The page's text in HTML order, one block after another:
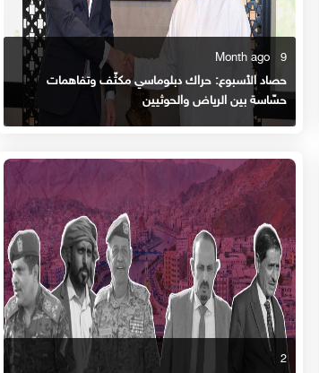
9 Month ago
حصاد الأسبوع: حراك دبلوماسي مكثّف وتفاهمات
حسّاسة بين الرياض والحوثيين
2